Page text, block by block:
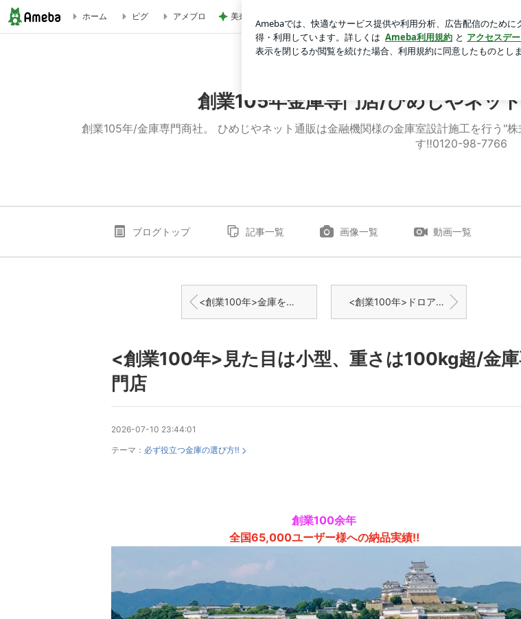
<創業100年>見た目は小型、重さは100kg超/金庫専門店 | 創業105年金庫専門店/ひめじやネット通販(株
ホーム ピグ アメブロ 美奈代 大好評で形が綺麗なスカート
創業105年金庫専門店/ひめじやネッ
創業105年/金庫専門商社。 ひめじやネット通販は金融機関様の金庫室設計施工を行う"
す‼0120-98-7766
ブログトップ 記事一覧 画像一覧 動画一覧
<創業100年>金庫を固定します！持ち去り対策 <創業100年>ドロアー（レジスターの引出しのみ）
<創業100年>見た目は小型、重さは100kg超/金
門店
2026-07-10 23:44:01
テーマ： 必ず役立つ金庫の選び方‼️
創業100余年
全国65,000ユーザー様への納品実績‼️